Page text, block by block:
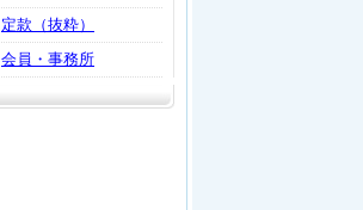
定款（抜粋）
会員・事務所